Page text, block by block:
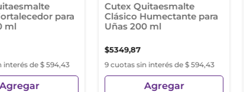
para
ml
interés de $ 594,43
Agregar
Cutex Quitaesmalte
Clásico Humectante para
Uñas 200 ml
$5349,87
9 cuotas sin interés de $ 594,43
Agregar